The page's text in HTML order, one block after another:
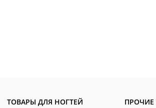
ТОВАРЫ ДЛЯ НОГТЕЙ ПРОЧИЕ